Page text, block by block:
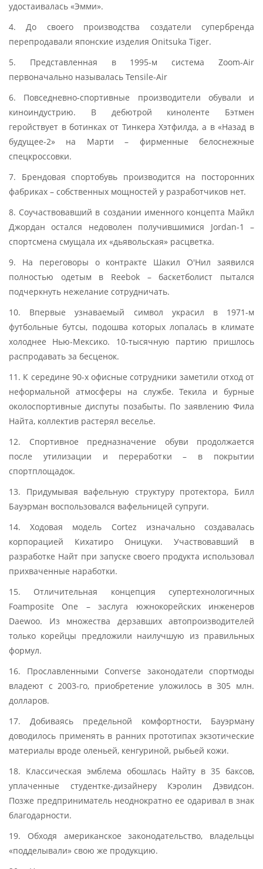
удостаивалась «Эмми».
4. До своего производства создатели супербренда
перепродавали японские изделия Onitsuka Tiger.
5. Представленная в 1995-м система Zoom-Air
первоначально называлась Tensile-Air
6. Повседневно-спортивные производители обували и
киноиндустрию. В дебютрой киноленте Бэтмен
геройствует в ботинках от Тинкера Хэтфилда, а в «Назад в
будущее-2» на Марти – фирменные белоснежные
спецкроссовки.
7. Брендовая спортобувь производится на посторонних
фабриках – собственных мощностей у разработчиков нет.
8. Соучаствовавший в создании именного концепта Майкл
Джордан остался недоволен получившимися Jordan-1 –
спортсмена смущала их «дьявольская» расцветка.
9. На переговоры о контракте Шакил О'Нил заявился
полностью одетым в Reebok – баскетболист пытался
подчеркнуть нежелание сотрудничать.
10. Впервые узнаваемый символ украсил в 1971-м
футбольные бутсы, подошва которых лопалась в климате
холоднее Нью-Мексико. 10-тысячную партию пришлось
распродавать за бесценок.
11. К середине 90-х офисные сотрудники заметили отход от
неформальной атмосферы на службе. Текила и бурные
околоспортивные диспуты позабыты. По заявлению Фила
Найта, коллектив растерял веселье.
12. Спортивное предназначение обуви продолжается
после утилизации и переработки – в покрытии
спортплощадок.
13. Придумывая вафельную структуру протектора, Билл
Бауэрман воспользовался вафельницей супруги.
14. Ходовая модель Cortez изначально создавалась
корпорацией Кихатиро Оницуки. Участвовавший в
разработке Найт при запуске своего продукта использовал
прихваченные наработки.
15. Отличительная концепция супертехнологичных
Foamposite One – заслуга южнокорейских инженеров
Daewoo. Из множества дерзавших автопроизводителей
только корейцы предложили наилучшую из правильных
формул.
16. Прославленными Converse законодатели спортмоды
владеют с 2003-го, приобретение уложилось в 305 млн.
долларов.
17. Добиваясь предельной комфортности, Бауэрману
доводилось применять в ранних прототипах экзотические
материалы вроде оленьей, кенгуриной, рыбьей кожи.
18. Классическая эмблема обошлась Найту в 35 баксов,
уплаченные студентке-дизайнеру Кэролин Дэвидсон.
Позже предприниматель неоднократно ее одаривал в знак
благодарности.
19. Обходя американское законодательство, владельцы
«подделывали» свою же продукцию.